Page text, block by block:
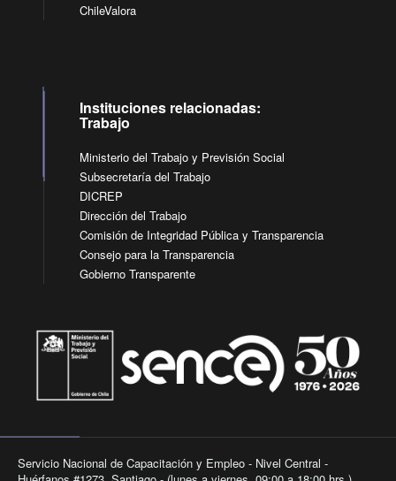
ChileValora
Instituciones relacionadas:
Trabajo
Ministerio del Trabajo y Previsión Social
Subsecretaría del Trabajo
DICREP
Dirección del Trabajo
Comisión de Integridad Pública y Transparencia
Consejo para la Transparencia
Gobierno Transparente
Servicio Nacional de Capacitación y Empleo - Nivel Central -